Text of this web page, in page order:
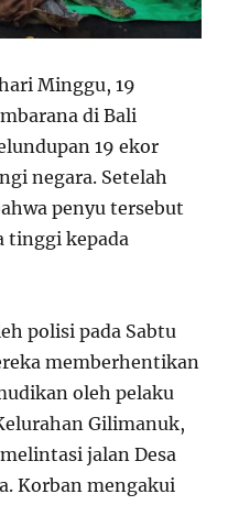
Minggu, 19
di Bali
19 ekor
negara. Setelah
penyu tersebut
tinggi kepada
polisi pada Sabtu
memberhentikan
oleh pelaku
Gilimanuk,
jalan Desa
Korban mengakui